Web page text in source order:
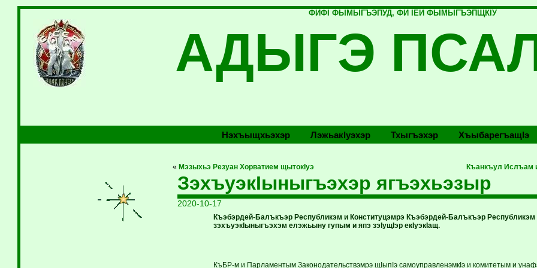
ФИФI ФЫМЫГЪЭПУД, ФИ IЕЙ ФЫМЫГЪЭПЩКIУ
АДЫГЭ
Нэхъыщхьэхэр Лэжьакlуэхэр Тхыгъэхэр Хъыбарегъащlэ
« Мэзыхьэ Резуан Хорватием щытокIуэ Къанкъул
ЗэхъуэкIыныгъэхэр ягъэхьэзыр
2020-10-17
Къэбэрдей-Балъкъэр Республикэм и Конституцэмрэ Къэбэрдей-Балъкъэр
зэхъуэкIыныгъэхэм елэжьыну гупым и япэ зэIущIэр екIуэкIащ.
КъБР-м и Парламентым Законодательствэмрэ щIыпIэ самоуправленэмкIэ и комитетым и